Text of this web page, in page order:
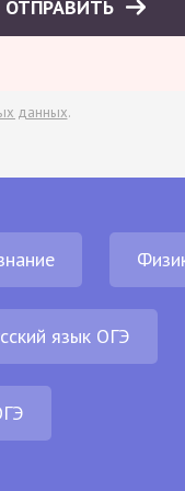
ОТПРАВИТЬ
данных.
язык ОГЭ